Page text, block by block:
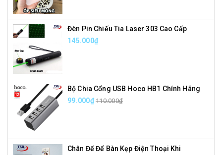
Đèn Pin Chiếu Tia Laser 303 Cao Cấp
145.000₫
Bộ Chia Cổng USB Hoco HB1 Chính Hãng
99.000₫ 110.000₫
Chân Đế Để Bàn Kẹp Điện Thoại Khi